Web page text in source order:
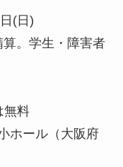
(日)
。学生・障害者
無料
ホール（大阪府